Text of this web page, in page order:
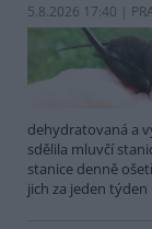
5.8.2026 17:40 |
dehydratovaná a
sdělila mluvčí
stanice denně
jich za jeden